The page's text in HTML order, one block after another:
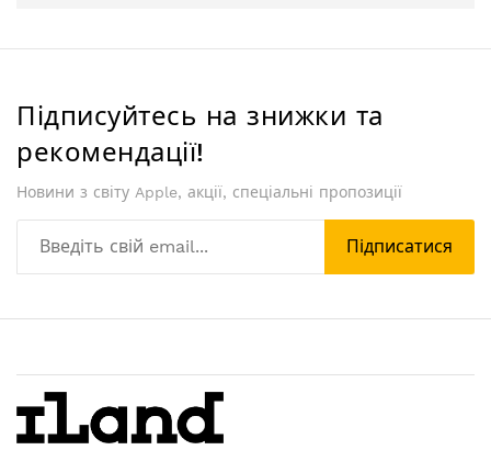
Підписуйтесь на знижки та
рекомендації!
Новини з світу Apple, акції, спеціальні пропозиції
Підписатися